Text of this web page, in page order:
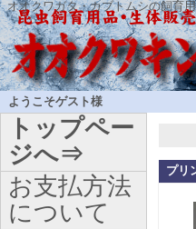
オオクワガタ・カブトムシの飼育
ようこそゲスト様
プリ
トップペー
ジへ⇒
お支払方法
について